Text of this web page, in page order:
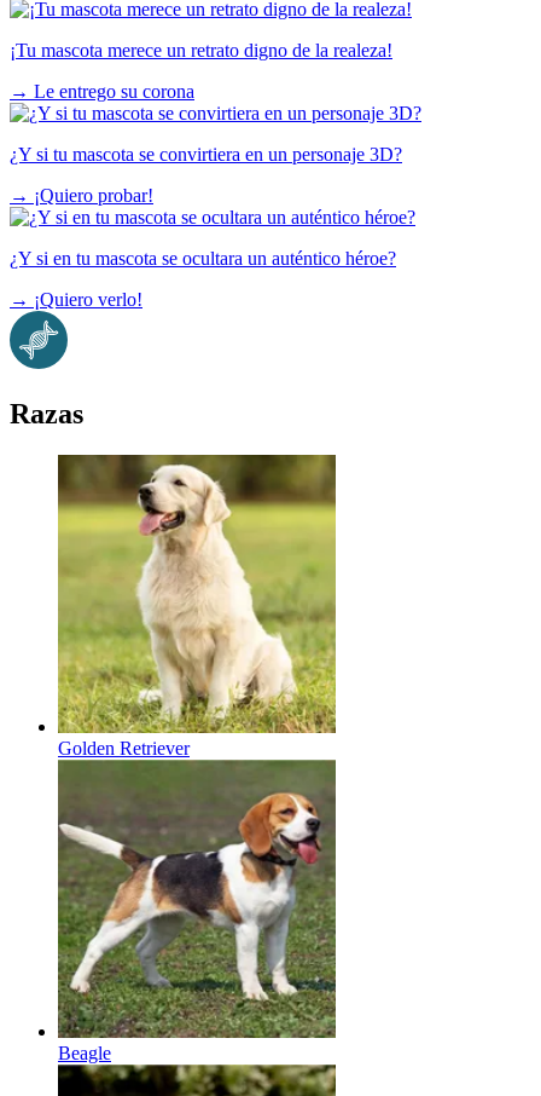
¡Tu mascota merece un retrato digno de la realeza!
→ Le entrego su corona
¿Y si tu mascota se convirtiera en un personaje 3D?
→ ¡Quiero probar!
¿Y si en tu mascota se ocultara un auténtico héroe?
→ ¡Quiero verlo!
Razas
Golden Retriever
Beagle